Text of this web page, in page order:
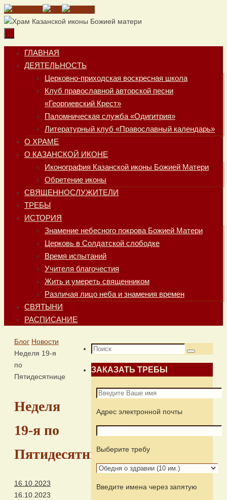
Перейти
к
Перейти
содержимому
ГЛАВНАЯ
ДЕЯТЕЛЬНОСТЬ
Церковно-приходская воскресная школа
Клуб православной авторской песни
«Георгиевский Крест»
Паломническая служба «Одигитрия»
Литературный клуб «Православный календарь»
О ХРАМЕ
О КАЗАНСКОЙ ИКОНЕ
Иконография Казанской иконы Божией Матери
Обретение иконы
СВЯЩЕННОСЛУЖИТЕЛИ
ТРЕБЫ
ИСТОРИЯ
Знамение небесного покрова Божией Матери
Церковь в Солдатской слободке
Время испытаний
Учителя благочестия
Жить и умереть священником
Различая лицо неба и знамения времен
СВЯТЫНИ
РАСПИСАНИЕ
Главная
Блог Новости
Неделя 19-я
по
Пятидесятнице
Неделя
19-я по
Пятидесятнице
16.10.2023
16.10.2023
Что
Поиск
ЗАКАЗАТЬ ТРЕБЫ
Адрес электронной почты
Выберите требу
Введите имена через запятую